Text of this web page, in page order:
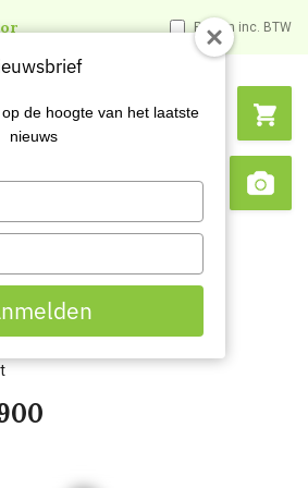
Prijzen inc. BTW
Search
de hoogte van het laatste
nieuws